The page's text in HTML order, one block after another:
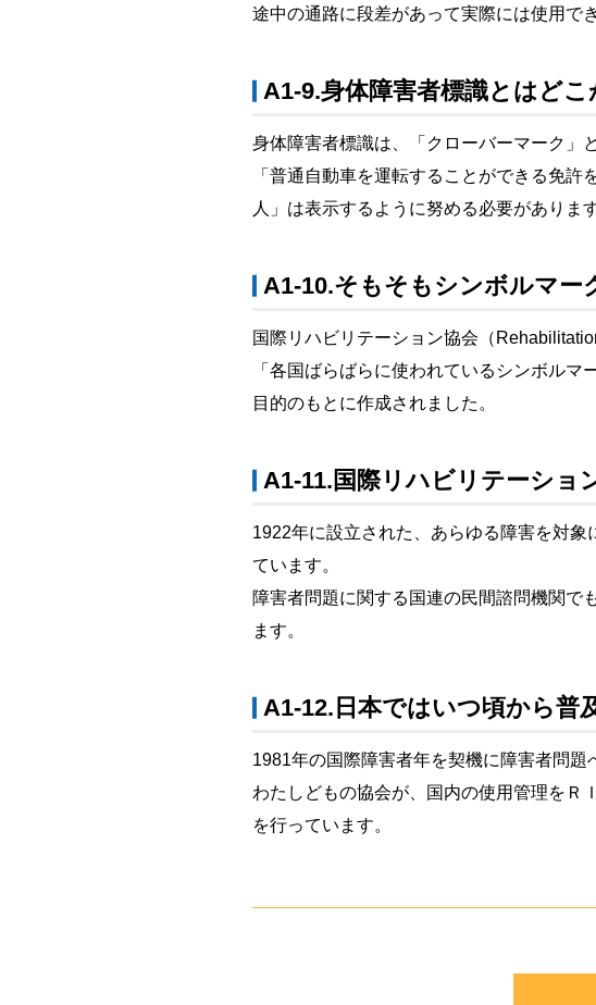
途中の通路に段差があって実際には使用で
A1-9.身体障害者標識とはど
身体障害者標識は、「クローバーマーク」
「普通自動車を運転することができる免
人」は表示するように努める必要があります
A1-10.そもそもシンボルマー
国際リハビリテーション協会（
「各国ばらばらに使われているシンボル
目的のもとに作成されました。
A1-11.国際リハビリテーショ
1922年に設立された、あらゆる障害を対
ています。
障害者問題に関する国連の民間諮問機関で
ます。
A1-12.日本ではいつ頃から普
1981年の国際障害者年を契機に障害者問題
わたしどもの協会が、国内の使用管理をＲ
を行っています。